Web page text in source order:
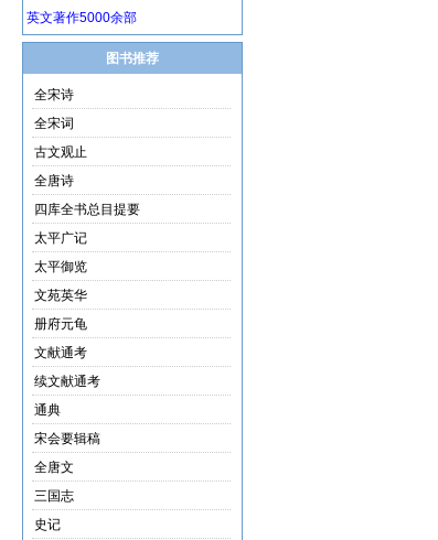
图书推荐
全宋诗
全宋词
古文观止
全唐诗
四库全书总目提要
太平广记
太平御览
文苑英华
册府元龟
文献通考
续文献通考
通典
宋会要辑稿
全唐文
三国志
史记